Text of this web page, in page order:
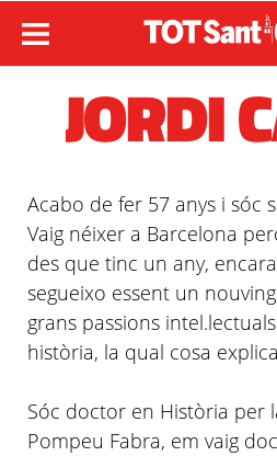
JORDI
Acabo de fer 57 anys i sóc
Vaig néixer a Barcelona
des que tinc un any,
segueixo essent un
grans passions intel.lectuals
història, la qual cosa
Sóc doctor en Història per
Pompeu Fabra, em vaig